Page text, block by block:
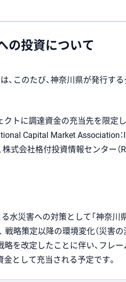
の投資について
、このたび、神奈川県が発行
トに調達資金の充当先を限定
Capital Market Association：
式会社格付投資情報センター（
水災害への対策として「神奈川
略策定以降の環境変化（災害
略を改定したことに伴い、フレ
として充当される予定です。